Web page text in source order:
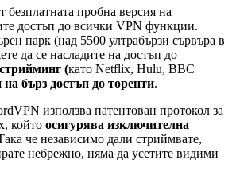
безплатната пробна версия на
достъп до всички VPN функции.
парк (над 5500 ултрабързи сървъра в
да се насладите на достъп до
(като Netflix, Hulu, BBC
на бърз достъп до торенти.
използва патентован протокол за
който осигурява изключителна
че независимо дали стриймвате,
небрежно, няма да усетите видими